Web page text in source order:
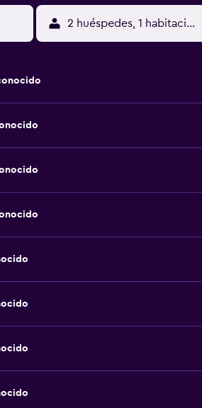
2 huéspedes, 1 habitación